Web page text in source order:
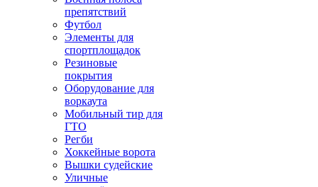
препятствий
Футбол
Элементы для
спортплощадок
Резиновые
покрытия
Оборудование для
воркаута
Мобильный тир для
ГТО
Регби
Хоккейные ворота
Вышки судейские
Уличные